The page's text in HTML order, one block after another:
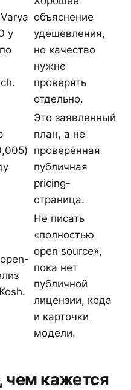
у
объяснение
удешевления,
но качество
нужно
проверять
отдельно.
Это заявленный
план, а не
проверенная
публичная
pricing-
страница.
Не писать
«полностью
open source»,
пока нет
публичной
лицензии, кода
и карточки
модели.
чем кажется